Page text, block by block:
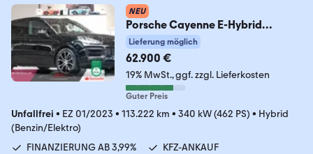
NEU
Porsche Cayenne E-Hybrid
Platinum Edition
Lieferung möglich
62.900 €
19% MwSt. ggf. zzgl. Lieferkosten
Guter Preis
Unfallfrei • EZ 01/2023 • 113.222 km • 340 kW (462 PS) • Hybrid
(Benzin/Elektro)
FINANZIERUNG AB 3,99%
KFZ-ANKAUF